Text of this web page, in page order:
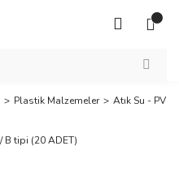
Plastik Malzemeler Atık Su - PVC